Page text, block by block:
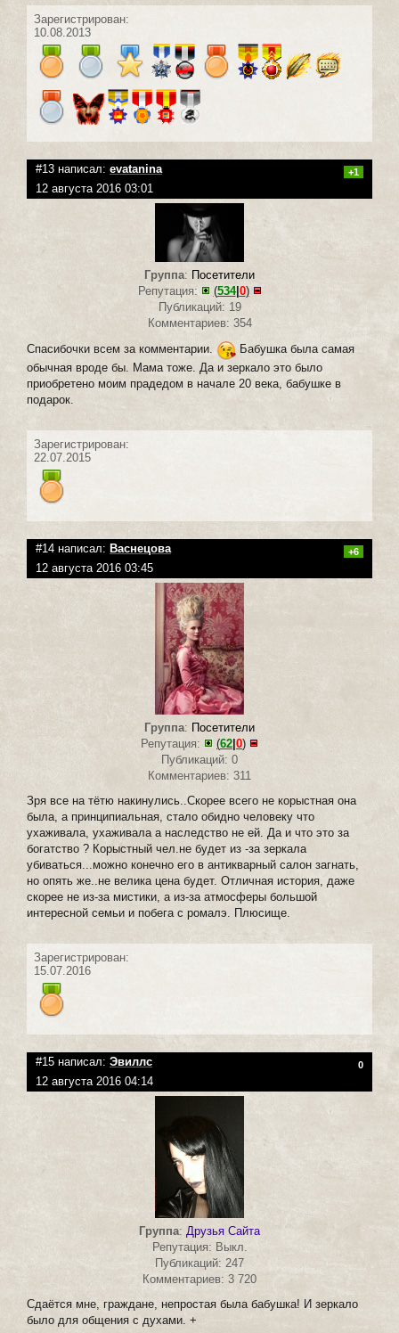
Зарегистрирован:
10.08.2013
#13 написал: evatanina +1
12 августа 2016 03:01
Группа: Посетители
Репутация:
(534| 0)
Публикаций: 19
Комментариев: 354
Спасибочки всем за комментарии.
Бабушка была самая
обычная вроде бы. Мама тоже. Да и зеркало это было
приобретено моим прадедом в начале 20 века, бабушке в
подарок.
Зарегистрирован:
22.07.2015
#14 написал: Васнецова +6
12 августа 2016 03:45
Группа: Посетители
Репутация:
(62 0)
Публикаций: 0
Комментариев: 311
Зря все на тётю накинулись..Скорее всего не корыстная она
была, а принципиальная, стало обидно человеку что
ухаживала, ухаживала а наследство не ей. Да и что это за
богатство ? Корыстный чел.не будет из -за зеркала
убиваться...можно конечно его в антикварный салон загнать,
но опять же..не велика цена будет. Отличная история, даже
скорее не из-за мистики, а из-за атмосферы большой
интересной семьи и побега с ромалэ. Плюсище.
Зарегистрирован:
15.07.2016
#15 написал: Эвиллс 0
12 августа 2016 04:14
Группа: Друзья Сайта
Репутация: Выкл.
Публикаций: 247
Комментариев: 3 720
Сдаётся мне, граждане, непростая была бабушка! И зеркало
было для общения с духами. +